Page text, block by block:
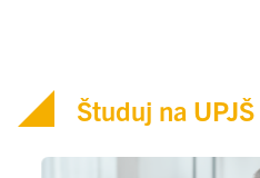
Študuj na UPJŠ